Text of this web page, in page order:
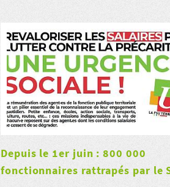
Depuis le 1er juin : 800 000
fonctionnaires rattrapés par le